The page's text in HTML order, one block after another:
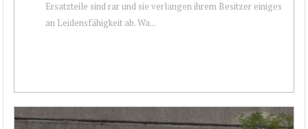
Ersatzteile sind rar und sie verlangen ihrem Besitzer einiges
an Leidensfähigkeit ab. Wa...